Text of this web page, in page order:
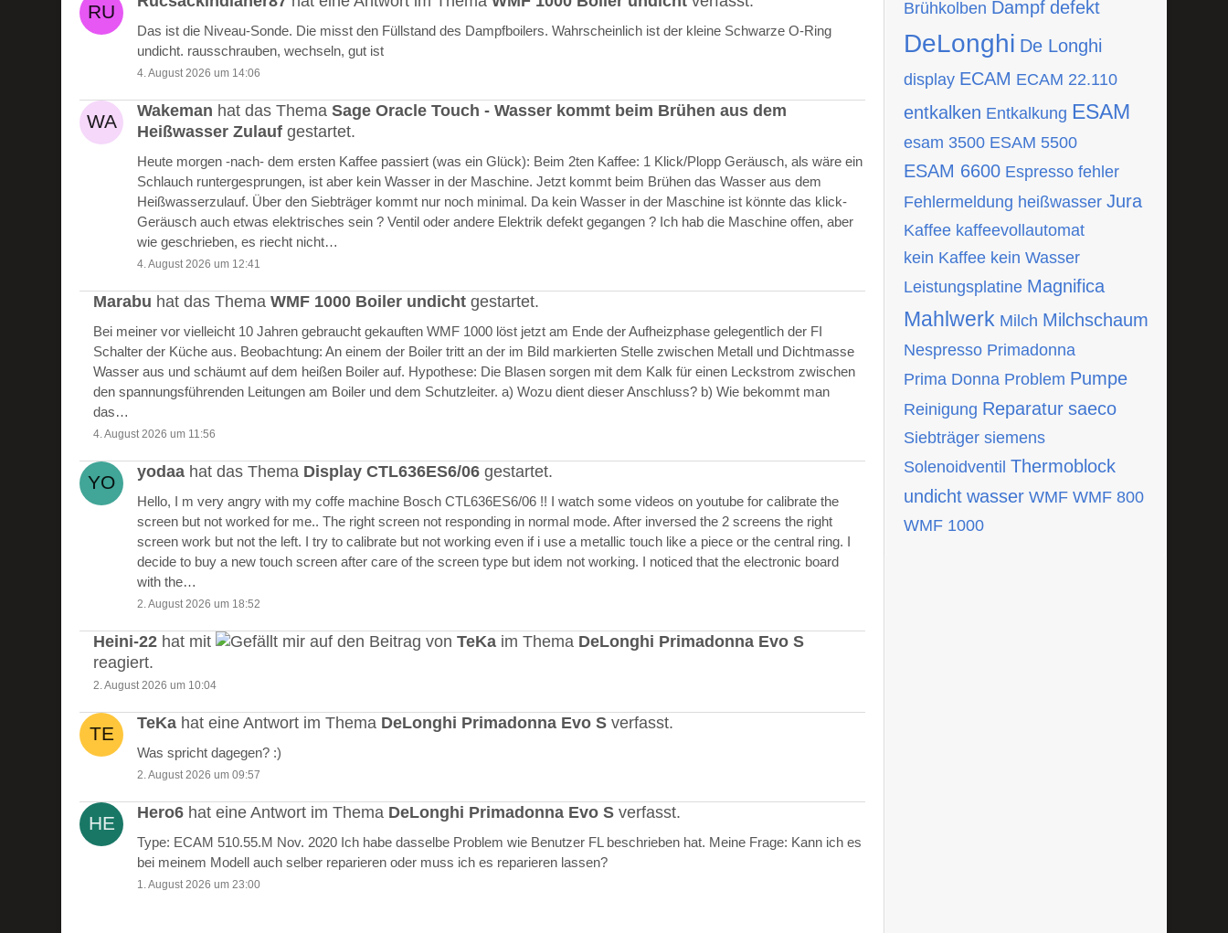
Das ist die Niveau-Sonde. Die misst den Füllstand des Dampfboilers. Wahrscheinlich ist der kleine Schwarze O-Ring
undicht. rausschrauben, wechseln, gut ist
4. August 2026 um 14:06
Wakeman hat das ThemaSage Oracle Touch - Wasser kommt beim Brühen aus dem
Heißwasser Zulauf gestartet.
Heute morgen -nach- dem ersten Kaffee passiert (was ein Glück): Beim 2ten Kaffee: 1 Klick/Plopp Geräusch, als wäre ein
Schlauch runtergesprungen, ist aber kein Wasser in der Maschine. Jetzt kommt beim Brühen das Wasser aus dem
Heißwasserzulauf. Über den Siebträger kommt nur noch minimal. Da kein Wasser in der Maschine ist könnte das klick-
Geräusch auch etwas elektrisches sein ? Ventil oder andere Elektrik defekt gegangen ? Ich hab die Maschine offen, aber
wie geschrieben, es riecht nicht…
4. August 2026 um 12:41
Marabu hat das ThemaWMF 1000 Boiler undicht gestartet.
Bei meiner vor vielleicht 10 Jahren gebraucht gekauften WMF 1000 löst jetzt am Ende der Aufheizphase gelegentlich der FI
Schalter der Küche aus. Beobachtung: An einem der Boiler tritt an der im Bild markierten Stelle zwischen Metall und Dichtmasse
Wasser aus und schäumt auf dem heißen Boiler auf. Hypothese: Die Blasen sorgen mit dem Kalk für einen Leckstrom zwischen
den spannungsführenden Leitungen am Boiler und dem Schutzleiter. a) Wozu dient dieser Anschluss? b) Wie bekommt man
das…
4. August 2026 um 11:56
yodaa hat das Thema Display CTL636ES6/06 gestartet.
Hello, I m very angry with my coffe machine Bosch CTL636ES6/06 !! I watch some videos on youtube for calibrate the
screen but not worked for me.. The right screen not responding in normal mode. After inversed the 2 screens the right
screen work but not the left. I try to calibrate but not working even if i use a metallic touch like a piece or the central ring. I
decide to buy a new touch screen after care of the screen type but idem not working. I noticed that the electronic board
with the…
2. August 2026 um 18:52
Heini-22 hat mit auf den Beitrag vonTeKa im Thema DeLonghi Primadonna Evo S
reagiert.
2. August 2026 um 10:04
TeKa hat eine Antwort im Thema DeLonghi Primadonna Evo S verfasst.
Was spricht dagegen? :)
2. August 2026 um 09:57
Hero6 hat eine Antwort im Thema DeLonghi Primadonna Evo S verfasst.
Type: ECAM 510.55.M Nov. 2020 Ich habe dasselbe Problem wie Benutzer FL beschrieben hat. Meine Frage: Kann ich es
bei meinem Modell auch selber reparieren oder muss ich es reparieren lassen?
1. August 2026 um 23:00
Brühkolben Dampf defekt
DeLonghi De Longhi
display ECAM ECAM 22.110
entkalken Entkalkung ESAM
esam 3500 ESAM 5500
ESAM 6600 Espresso fehler
Fehlermeldung heißwasser Jura
Kaffee kaffeevollautomat
kein Kaffee kein Wasser
Leistungsplatine Magnifica
Mahlwerk Milch Milchschaum
Nespresso Primadonna
Prima Donna Problem Pumpe
Reinigung Reparatur saeco
Siebträger siemens
Solenoidventil Thermoblock
undicht wasser WMF WMF 800
WMF 1000